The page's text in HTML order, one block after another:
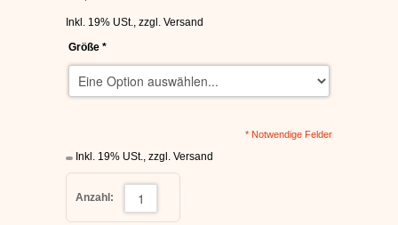
SUPRA SCHUHE
FALLEN SKATERSCHUHE
Inkl. 19% USt., zzgl. Versand
Größe *
* Notwendige Felder
Inkl. 19% USt., zzgl. Versand
Anzahl: